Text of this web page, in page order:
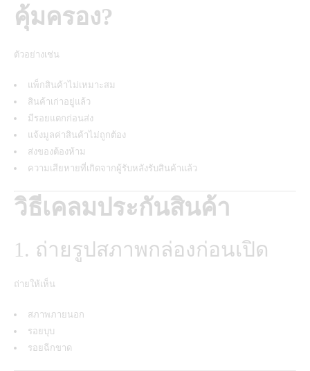
คุ้มครอง?
ตัวอย่างเช่น
แพ็กสินค้าไม่เหมาะสม
สินค้าเก่าอยู่แล้ว
มีรอยแตกก่อนส่ง
แจ้งมูลค่าสินค้าไม่ถูกต้อง
ส่งของต้องห้าม
ความเสียหายที่เกิดจากผู้รับหลังรับสินค้าแล้ว
วิธีเคลมประกันสินค้า
1. ถ่ายรูปสภาพกล่องก่อนเปิด
ถ่ายให้เห็น
สภาพภายนอก
รอยบุบ
รอยฉีกขาด